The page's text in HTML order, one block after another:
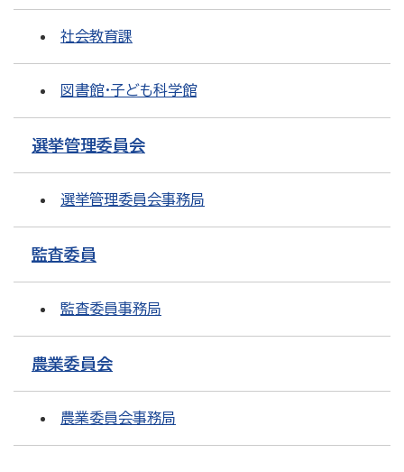
社会教育課
図書館・子ども科学館
選挙管理委員会
選挙管理委員会事務局
監査委員
監査委員事務局
農業委員会
農業委員会事務局